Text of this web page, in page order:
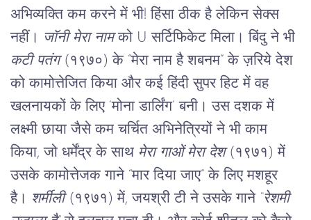
अभिव्यक्ति कम करने में भी! हिंसा ठीक है लेकिन सेक्स
नहीं। जॉनी मेरा नाम को U सर्टिफिकेट मिला। बिंदु ने भी
कटी पतंग (१९७०) के “मेरा नाम है शबनम” के ज़रिये देश
को कामोत्तेजित किया और कई हिंदी सुपर हिट में वह
खलनायकों के लिए ‘मोना डार्लिंग’ बनी। उस दशक में
लक्ष्मी छाया जैसे कम चर्चित अभिनेत्रियों ने भी काम
किया, जो धर्मेंद्र के साथ मेरा गाओं मेरा देश (१९७१) में
उसके कामोत्तेजक गाने “मार दिया जाए” के लिए मशहूर
है। शर्मीली (१९७१) में, जयश्री टी ने उसके गाने “रेशमी